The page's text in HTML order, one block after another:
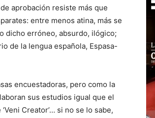
aprobación resiste más que
entre menos atina, más se
dicho erróneo, absurdo, ilógico;
de la lengua española, Espasa-
encuestadoras, pero como la
sus estudios igual que el
Creator’… si no se lo sabe,